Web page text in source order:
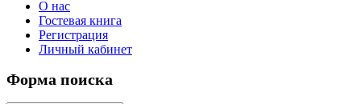
О нас
Гостевая книга
Регистрация
Личный кабинет
Форма поиска